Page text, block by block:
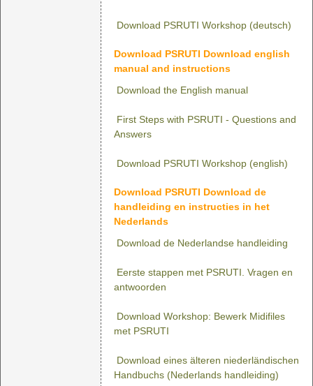
Download PSRUTI Workshop (deutsch)
Download PSRUTI Download english
manual and instructions
Download the English manual
First Steps with PSRUTI - Questions and
Answers
Download PSRUTI Workshop (english)
Download PSRUTI Download de
handleiding en instructies in het
Nederlands
Download de Nederlandse handleiding
Eerste stappen met PSRUTI. Vragen en
antwoorden
Download Workshop: Bewerk Midifiles
met PSRUTI
Download eines älteren niederländischen
Handbuchs (Nederlands handleiding)